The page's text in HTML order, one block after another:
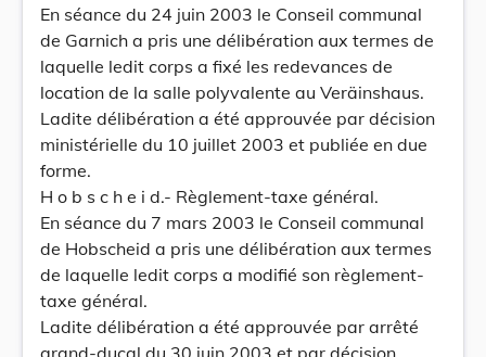
En séance du 24 juin 2003 le Conseil communal
de Garnich a pris une délibération aux termes de
laquelle ledit corps a fixé les redevances de
location de la salle polyvalente au Veräinshaus.
Ladite délibération a été approuvée par décision
ministérielle du 10 juillet 2003 et publiée en due
forme.
H o b s c h e i d.- Règlement-taxe général.
En séance du 7 mars 2003 le Conseil communal
de Hobscheid a pris une délibération aux termes
de laquelle ledit corps a modifié son règlement-
taxe général.
Ladite délibération a été approuvée par arrêté
grand-ducal du 30 juin 2003 et par décision